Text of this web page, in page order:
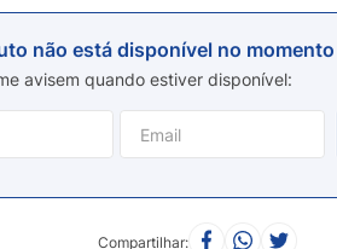
não está disponível no momento
avisem quando estiver disponível
Compartilhar